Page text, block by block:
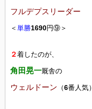
フルデプスリーダー
＜単勝1690円⑨＞
２着したのが、
角田晃一厩舎の
ウェルドーン （6番人気）